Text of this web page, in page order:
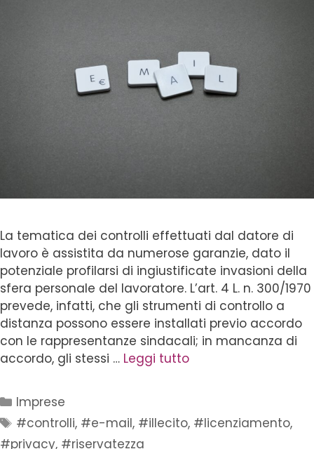
La tematica dei controlli effettuati dal datore di
lavoro è assistita da numerose garanzie, dato il
potenziale profilarsi di ingiustificate invasioni della
sfera personale del lavoratore. L’art. 4 L. n. 300/1970
prevede, infatti, che gli strumenti di controllo a
distanza possono essere installati previo accordo
con le rappresentanze sindacali; in mancanza di
accordo, gli stessi … Leggi tutto
Imprese
#controlli, #e-mail, #illecito, #licenziamento,
#privacy, #riservatezza